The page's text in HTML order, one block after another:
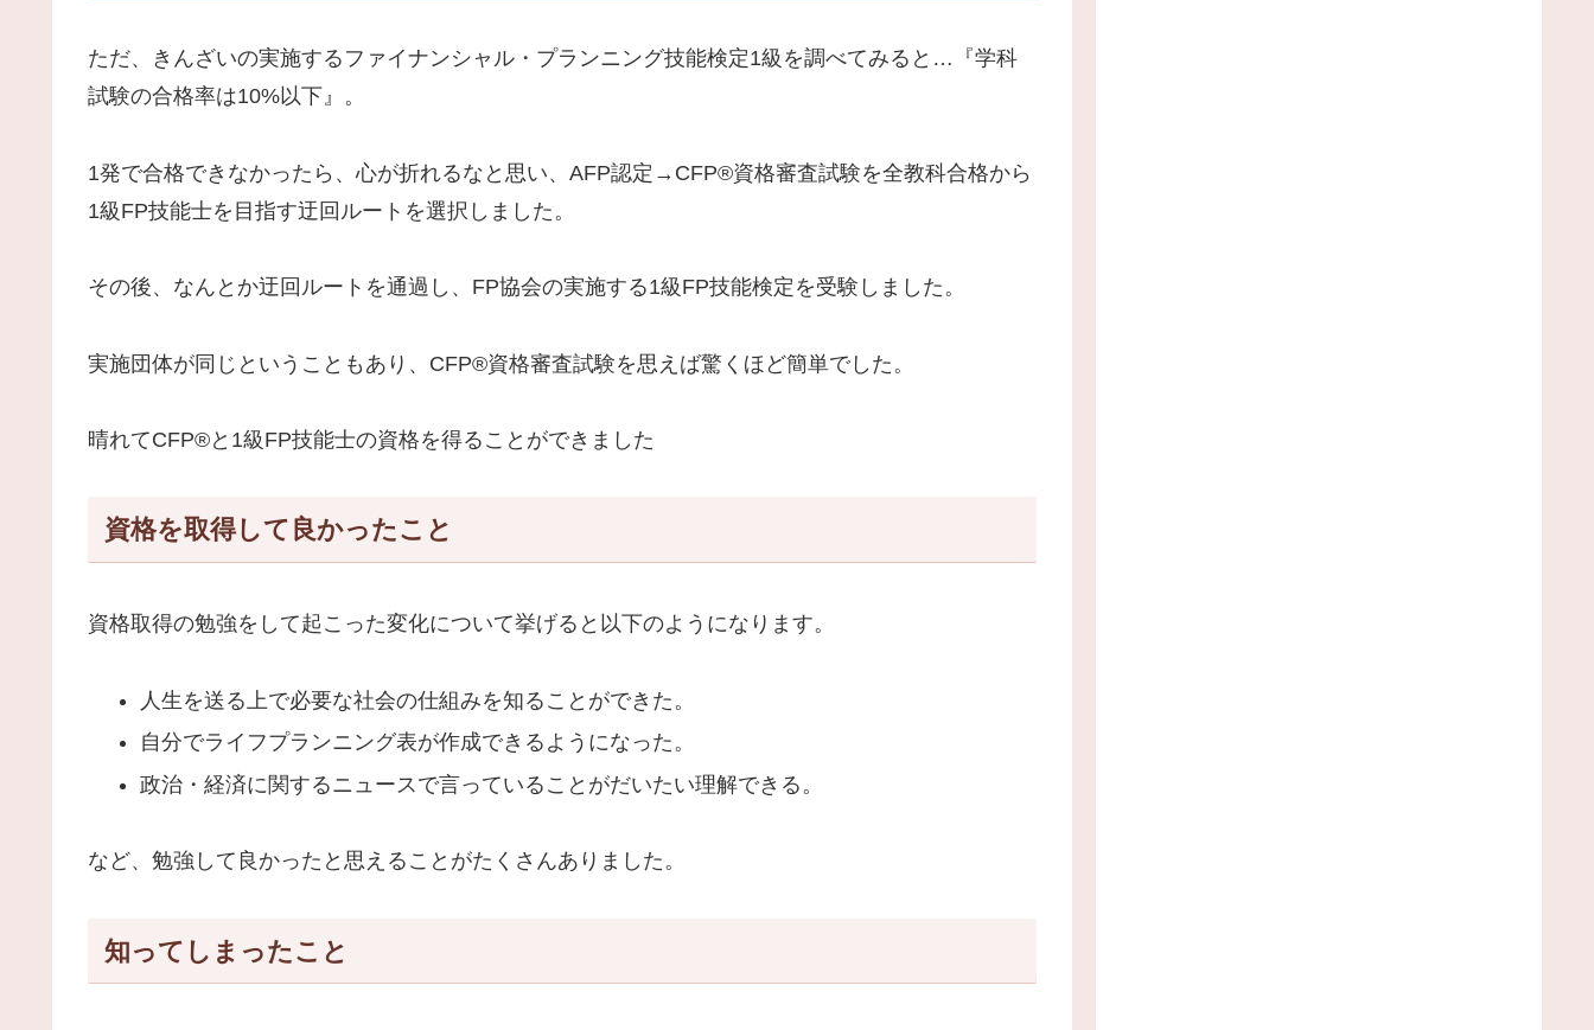
ただ、きんざいの実施するファイナンシャル・プランニング技能検定1級を調べてみると…『学科
試験の合格率は10%以下』。
1発で合格できなかったら、心が折れるなと思い、AFP認定→CFP®資格審査試験を全教科合格から
1級FP技能士を目指す迂回ルートを選択しました。
その後、なんとか迂回ルートを通過し、FP協会の実施する1級FP技能検定を受験しました。
実施団体が同じということもあり、CFP®資格審査試験を思えば驚くほど簡単でした。
晴れてCFP®と1級FP技能士の資格を得ることができました
資格を取得して良かったこと
資格取得の勉強をして起こった変化について挙げると以下のようになります。
人生を送る上で必要な社会の仕組みを知ることができた。
自分でライフプランニング表が作成できるようになった。
政治・経済に関するニュースで言っていることがだいたい理解できる。
など、勉強して良かったと思えることがたくさんありました。
知ってしまったこと